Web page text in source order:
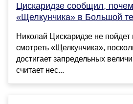
Цискаридзе сообщил,
«Щелкунчика» в Большой
Николай Цискаридзе не
смотреть «Щелкунчика»,
достигает запредельных
считает нес...